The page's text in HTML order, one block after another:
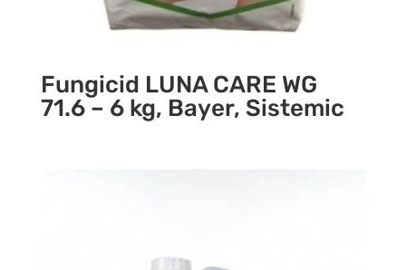
Fungicid LUNA CARE WG
71.6 – 6 kg, Bayer, Sistemic